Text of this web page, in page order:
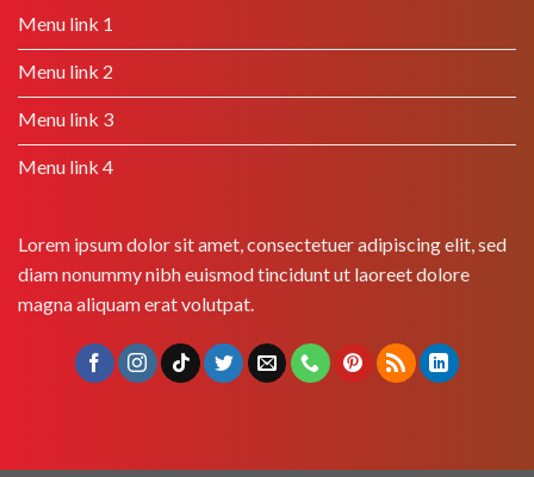
Menu link 1
Menu link 2
Menu link 3
Menu link 4
Lorem ipsum dolor sit amet, consectetuer adipiscing elit, sed
diam nonummy nibh euismod tincidunt ut laoreet dolore
magna aliquam erat volutpat.